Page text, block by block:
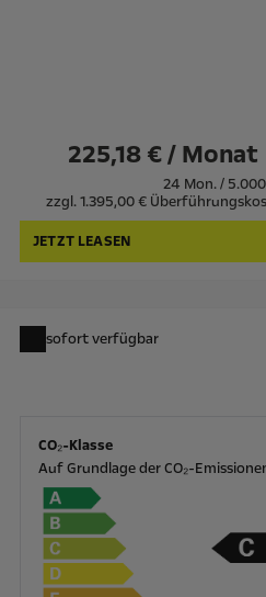
225,18 € / Monat
24 Mon. /
zzgl. 1.395,00 €
JETZT LEASEN
sofort verfügbar
CO₂-Klasse
Auf Grundlage der CO₂-